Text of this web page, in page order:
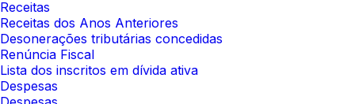
Receitas
Receitas dos Anos Anteriores
Desonerações tributárias concedidas
Renúncia Fiscal
Lista dos inscritos em dívida ativa
Despesas